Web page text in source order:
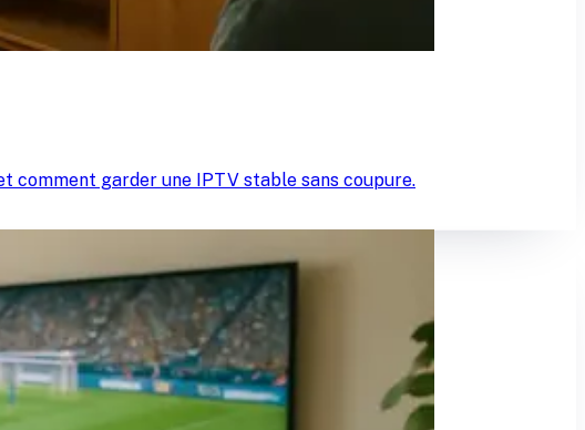
comment garder une IPTV stable sans coupure.